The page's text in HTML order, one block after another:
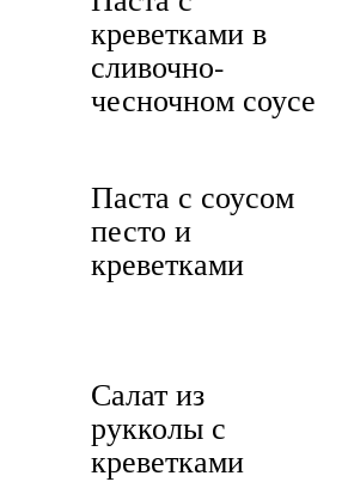
креветками в
сливочно-
чесночном соусе
Паста с соусом
песто и
креветками
Салат из
рукколы с
креветками